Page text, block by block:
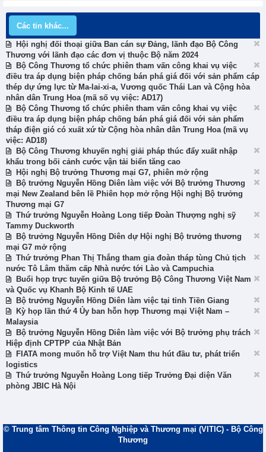
Các tin khác...
Hội nghị đối thoại giữa Ban cán sự Đảng, lãnh đạo Bộ Công
Thương với lãnh đạo các đơn vị thuộc Bộ năm 2024
Bộ Công Thương tổ chức phiên tham vấn công khai vụ việc
điều tra áp dụng biện pháp chống bán phá giá đối với sản phẩm cáp
thép dự ứng lực từ Ma-lai-xi-a, Vương quốc Thái Lan và Cộng hòa
nhân dân Trung Hoa (mã số vụ việc: AD17)
Bộ Công Thương tổ chức phiên tham vấn công khai vụ việc
điều tra áp dụng biện pháp chống bán phá giá đối với sản phẩm
tháp điện gió có xuất xứ từ Cộng hòa nhân dân Trung Hoa (mã vụ
việc: AD18)
Bộ Công Thương khuyến nghị giải pháp thúc đẩy xuất nhập
khẩu trong bối cảnh cước vận tải biển tăng cao
Hội nghị Bộ trưởng Thương mại G7, phiên mở rộng
Bộ trưởng Nguyễn Hồng Diên làm việc với Bộ trưởng Thương
mại New Zealand bên lề Phiên họp mở rộng Hội nghị Bộ trưởng
Thương mại G7
Thứ trưởng Nguyễn Hoàng Long tiếp Đoàn Thượng nghị sỹ
Tammy Duckworth
Bộ trưởng Nguyễn Hồng Diên dự Hội nghị Bộ trưởng thương
mại G7 mở rộng
Thứ trưởng Phan Thị Thắng tham gia đoàn tháp tùng Chủ tịch
nước Tô Lâm thăm cấp Nhà nước tới Lào và Campuchia
Buổi họp trực tuyến giữa Bộ trưởng Bộ Công Thương Việt Nam
và Quốc vụ Khanh Bộ Kinh tế UAE
Bộ trưởng Nguyễn Hồng Diên làm việc tại tỉnh Tiền Giang
Kỳ họp lần thứ 4 Ủy ban hỗn hợp Thương mại Việt Nam –
Malaysia
Bộ trưởng Nguyễn Hồng Diên làm việc với Bộ trưởng phụ trách
Hiệp định CPTPP của Nhật Bản
FIATA mong muốn hỗ trợ Việt Nam thu hút đầu tư, phát triển
logistics
Thứ trưởng Nguyễn Hoàng Long tiếp Trưởng Đại diện Văn
phòng JBIC Hà Nội
© Trung tâm Thông tin Công Nghiệp và Thương mại (VITIC) - Bộ Công
Thương